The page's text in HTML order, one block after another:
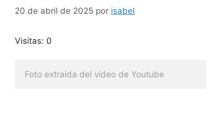
20 de abril de 2025 por isabel
Visitas: 0
Foto extraida del video de Youtube